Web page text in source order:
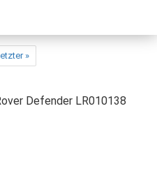
»
Defender LR010138